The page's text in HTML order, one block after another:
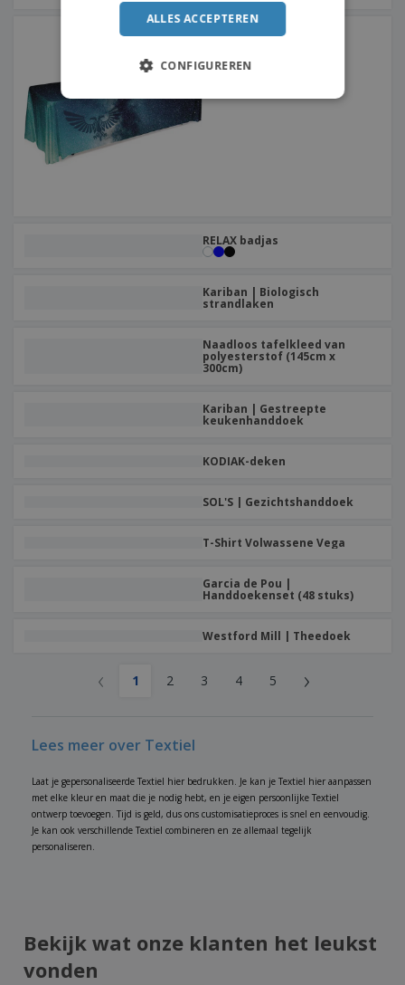
Naadloos tafelkleed van
RELAX badjas
Kariban | Biologisch
strandlaken
Naadloos tafelkleed van
polyesterstof (145cm x
300cm)
Kariban | Gestreepte
keukenhanddoek
KODIAK-deken
SOL'S | Gezichtshanddoek
T-Shirt Volwassene Vega
Garcia de Pou |
Handdoekenset (48 stuks)
Westford Mill | Theedoek
‹ 1 2 3 4 5 ›
Lees meer over Textiel
Laat je gepersonaliseerde Textiel hier bedrukken. Je kan je Textiel hier aanpassen
met elke kleur en maat die je nodig hebt, en je eigen persoonlijke Textiel
ontwerp toevoegen. Tijd is geld, dus ons customisatieproces is snel en eenvoudig.
Je kan ook verschillende Textiel combineren en ze allemaal tegelijk
personaliseren.
Bekijk wat onze klanten het leukst
vonden
ALLES ACCEPTEREN
CONFIGUREREN